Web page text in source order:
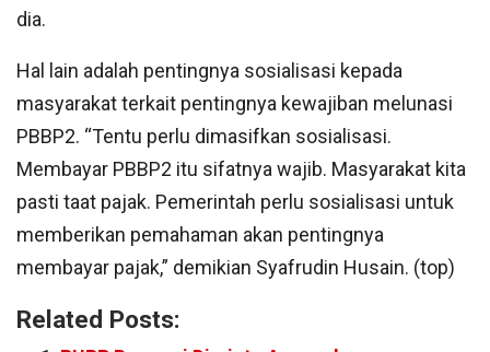
dia.
Hal lain adalah pentingnya sosialisasi kepada
masyarakat terkait pentingnya kewajiban melunasi
PBBP2. “Tentu perlu dimasifkan sosialisasi.
Membayar PBBP2 itu sifatnya wajib. Masyarakat kita
pasti taat pajak. Pemerintah perlu sosialisasi untuk
memberikan pemahaman akan pentingnya
membayar pajak,” demikian Syafrudin Husain. (top)
Related Posts: